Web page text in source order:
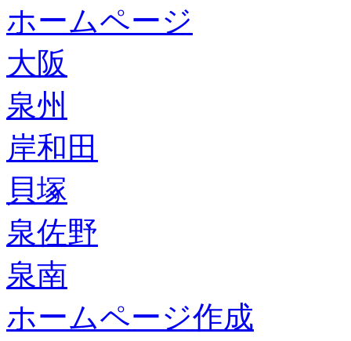
ホームページ
大阪
泉州
岸和田
貝塚
泉佐野
泉南
ホームページ作成